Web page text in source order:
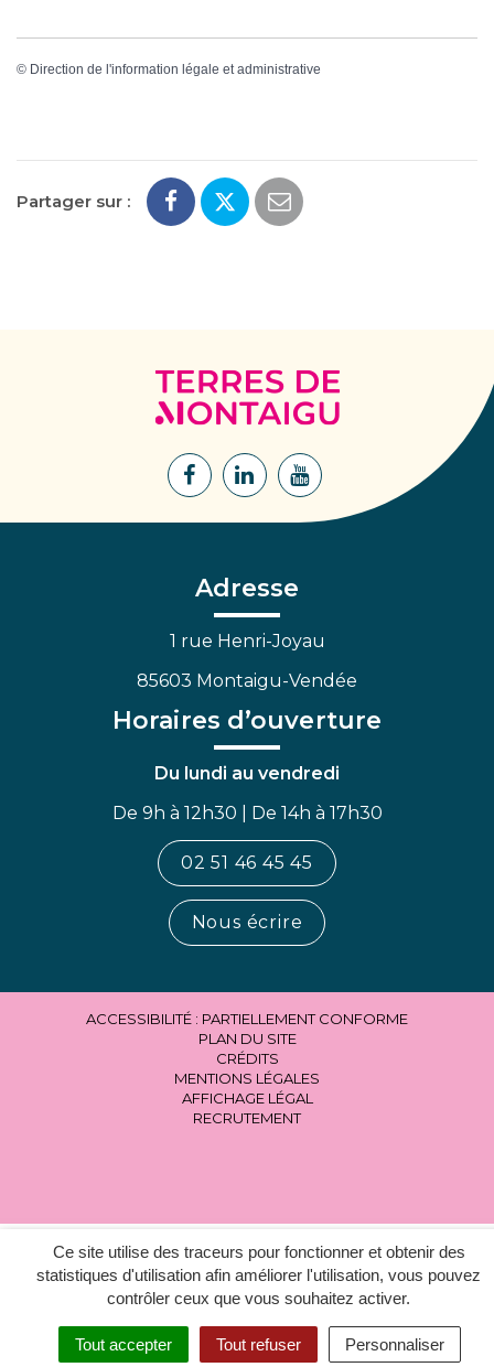
Ce site utilise des traceurs pour fonctionner et obtenir des
statistiques d'utilisation afin améliorer l'utilisation, vous pouvez
contrôler ceux que vous souhaitez activer.
Tout accepter Tout refuser Personnaliser
MENU RECHERCHER EN 1 CLIC ACCESSIBILITÉ
© Direction de l'information légale et administrative
Partager sur :
Terres
de
Montaigu
Lien
Facebook
Lien
Lien
Adresse
1 rue Henri-Joyau
85603 Montaigu-Vendée
Horaires d’ouverture
Du lundi au vendredi
De 9h à 12h30 | De 14h à 17h30
02 51 46 45 45
Nous écrire
ACCESSIBILITÉ : PARTIELLEMENT CONFORME
PLAN DU SITE
CRÉDITS
MENTIONS LÉGALES
AFFICHAGE LÉGAL
RECRUTEMENT